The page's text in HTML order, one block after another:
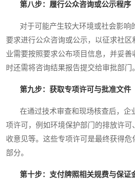
第八步：履行公众咨询或公示程序
对于可能产生较大环境或社会影响
要求进行公众咨询或公示，以征求社
业需要按照要求公布项目信息，并妥
时还需将咨询结果报告提交给审批部门。
第九步：获取专项许可与批准文件
在通过技术审查和现场核查后，企
项许可，例如环境保护部门的排放许
收意见等。这些专项许可是最终获得
部分。
第十步：支付牌照相关规费与保证